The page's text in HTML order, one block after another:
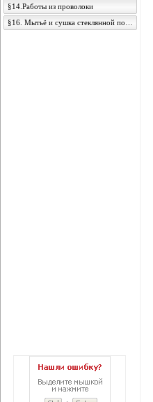
§14.Работы из проволоки